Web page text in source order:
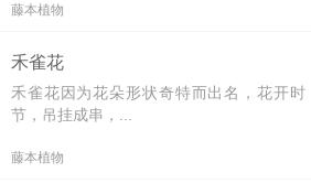
藤本植物
禾雀花
禾雀花因为花朵形状奇特而出名，花开时
节，吊挂成串，...
藤本植物